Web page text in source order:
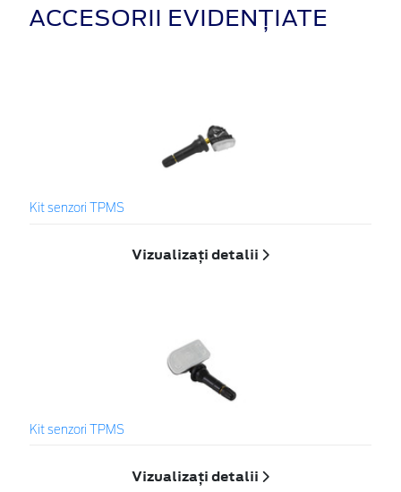
ACCESORII EVIDENȚIATE
Kit senzori TPMS
Vizualizați detalii
Kit senzori TPMS
Vizualizați detalii